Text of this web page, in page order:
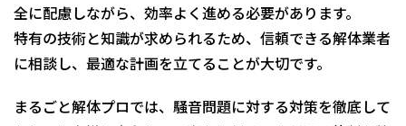
全に配慮しながら、効率よく進める必要があります。
特有の技術と知識が求められるため、信頼できる解体業者
に相談し、最適な計画を立てることが大切です。
まるごと解体プロでは、騒音問題に対する対策を徹底して